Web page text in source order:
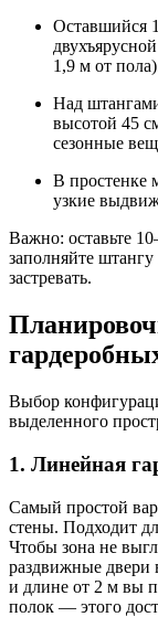
Оставшийся
1,9 м от
Над
высотой 45
сезонные
В простенке
узкие
Важно: оставьте
заполняйте штангу
застревать.
Выбор
выделенного
1. Линейная
Самый простой
стены. Подходит
Чтобы зона не
раздвижные двери
и длине от 2 м вы
полок — этого